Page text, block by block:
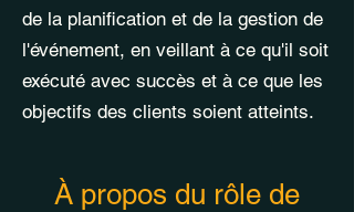
de la planification et de la gestion de
l'événement, en veillant à ce qu'il soit
exécuté avec succès et à ce que les
objectifs des clients soient atteints.
À propos du rôle de